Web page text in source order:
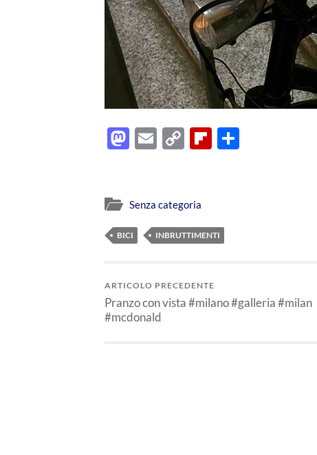
Mastodon
EmailCopyFlipboard
Senza categoria
BICI INBRUTTIMENTI
ARTICOLO PRECEDENTE
Pranzo con vista #milano #galleria #milan
#mcdonald